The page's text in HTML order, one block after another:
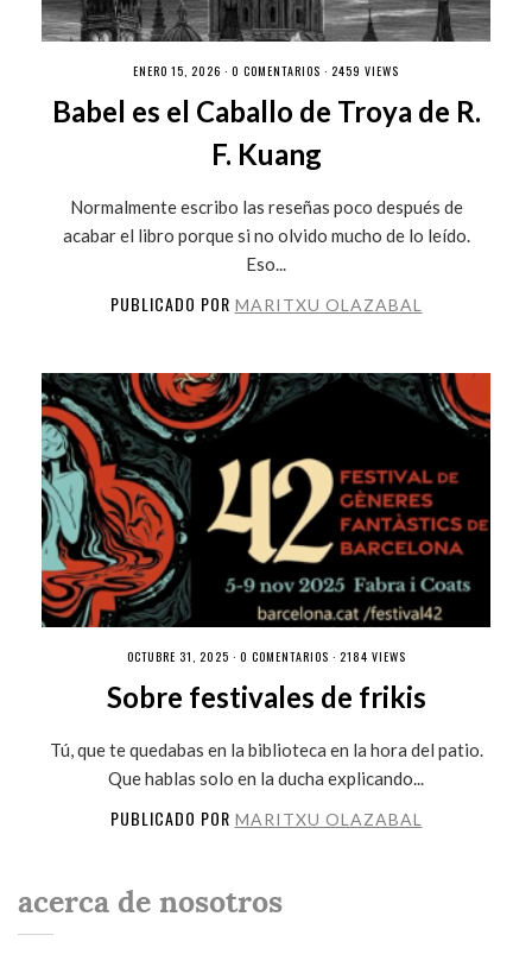
ENERO 15, 2026 · 0 COMENTARIOS · 2459 VIEWS
Babel es el Caballo de Troya de R.
F. Kuang
Normalmente escribo las reseñas poco después de
acabar el libro porque si no olvido mucho de lo leído.
Eso...
PUBLICADO POR MARITXU OLAZABAL
OCTUBRE 31, 2025 · 0 COMENTARIOS · 2184 VIEWS
Sobre festivales de frikis
Tú, que te quedabas en la biblioteca en la hora del patio.
Que hablas solo en la ducha explicando...
PUBLICADO POR MARITXU OLAZABAL
acerca de nosotros